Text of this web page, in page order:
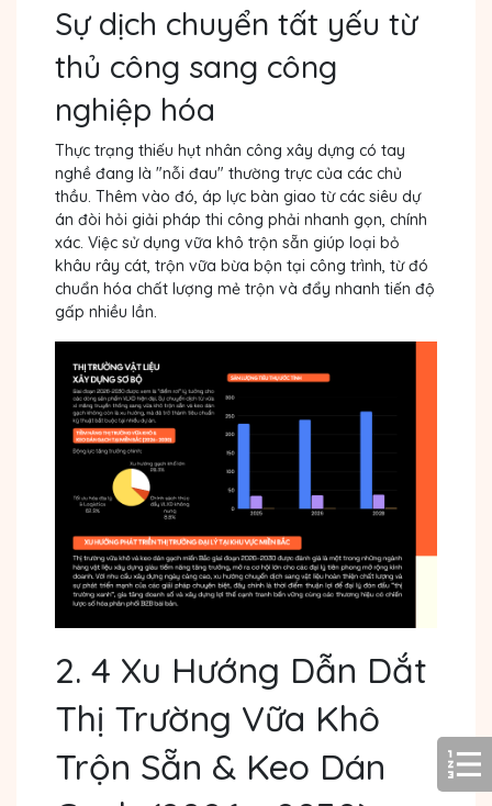
Sự dịch chuyển tất yếu từ
thủ công sang công
nghiệp hóa
Thực trạng thiếu hụt nhân công xây dựng có tay
nghề đang là "nỗi đau" thường trực của các chủ
thầu. Thêm vào đó, áp lực bàn giao từ các siêu dự
án đòi hỏi giải pháp thi công phải nhanh gọn, chính
xác. Việc sử dụng vữa khô trộn sẵn giúp loại bỏ
khâu rây cát, trộn vữa bừa bộn tại công trình, từ đó
chuẩn hóa chất lượng mẻ trộn và đẩy nhanh tiến độ
gấp nhiều lần.
2. 4 Xu Hướng Dẫn Dắt
Thị Trường Vữa Khô
Trộn Sẵn & Keo Dán